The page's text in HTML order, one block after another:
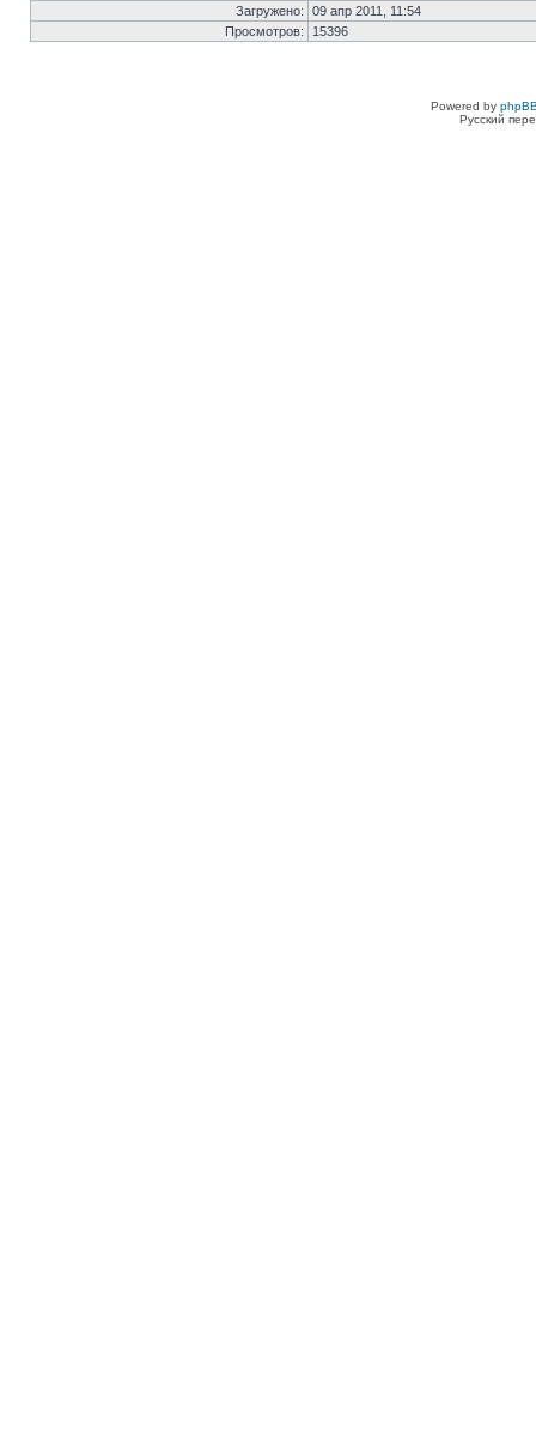
Загружено:
09 апр 2011, 11:54
Просмотров:
15396
Powered by
Русский